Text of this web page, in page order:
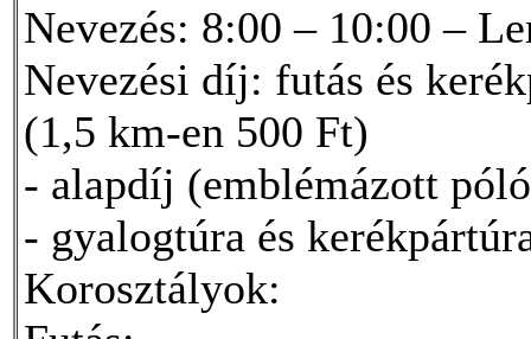
Nevezés: 8:00 – 10:00 –
Nevezési díj: futás és
(1,5 km-en 500 Ft)
- alapdíj (emblémázott
- gyalogtúra és
Korosztályok: